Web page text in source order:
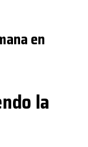
en
la